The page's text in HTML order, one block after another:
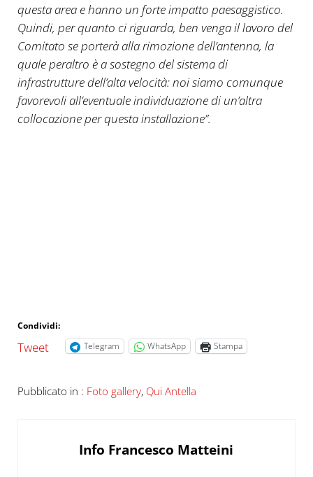
questa area e hanno un forte impatto paesaggistico.
Quindi, per quanto ci riguarda, ben venga il lavoro del
Comitato se porterà alla rimozione dell’antenna, la
quale peraltro è a sostegno del sistema di
infrastrutture dell’alta velocità: noi siamo comunque
favorevoli all’eventuale individuazione di un’altra
collocazione per questa installazione”.
Condividi:
Tweet Telegram WhatsApp Stampa
Pubblicato in : Foto gallery, Qui Antella
Info Francesco Matteini